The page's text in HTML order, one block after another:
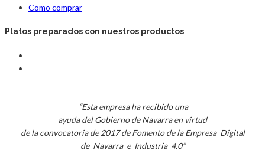
Como comprar
Platos preparados con nuestros productos
“Esta empresa ha recibido una
ayuda del Gobierno de Navarra en virtud
de la convocatoria de 2017 de Fomento de la Empresa Digital
de Navarra e Industria 4.0”